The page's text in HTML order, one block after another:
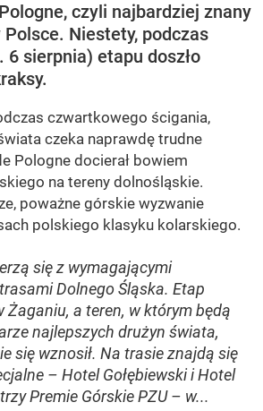
czyli najbardziej znany
Niestety, podczas
sierpnia) etapu doszło
czwartkowego ścigania,
czeka naprawdę trudne
Pologne docierał bowiem
na tereny dolnośląskie.
poważne górskie wyzwanie
polskiego klasyku kolarskiego.
się z wymagającymi
Dolnego Śląska. Etap
Żaganiu, a teren, w którym będą
najlepszych drużyn świata,
się wznosił. Na trasie znajdą się
– Hotel Gołębiewski i Hotel
Premie Górskie PZU – w...